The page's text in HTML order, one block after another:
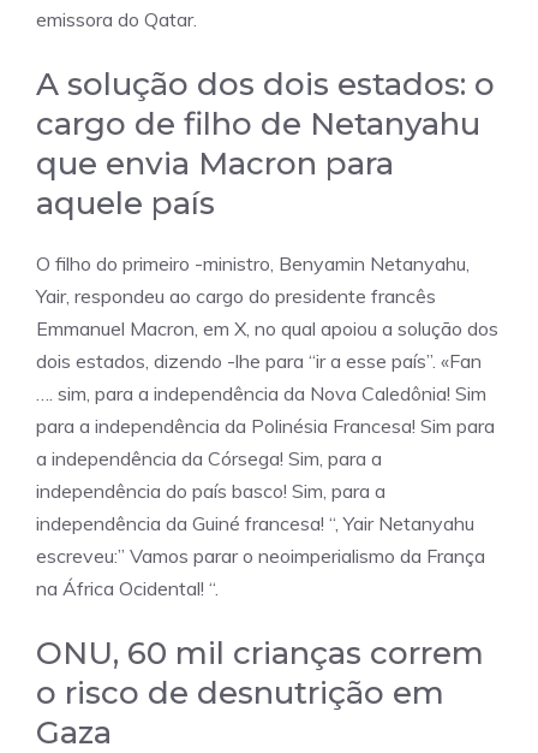
emissora do Qatar.
A solução dos dois estados: o
cargo de filho de Netanyahu
que envia Macron para
aquele país
O filho do primeiro -ministro, Benyamin Netanyahu,
Yair, respondeu ao cargo do presidente francês
Emmanuel Macron, em X, no qual apoiou a solução dos
dois estados, dizendo -lhe para “ir a esse país”. «Fan
…. sim, para a independência da Nova Caledônia! Sim
para a independência da Polinésia Francesa! Sim para
a independência da Córsega! Sim, para a
independência do país basco! Sim, para a
independência da Guiné francesa! “, Yair Netanyahu
escreveu:” Vamos parar o neoimperialismo da França
na África Ocidental! “.
ONU, 60 mil crianças correm
o risco de desnutrição em
Gaza